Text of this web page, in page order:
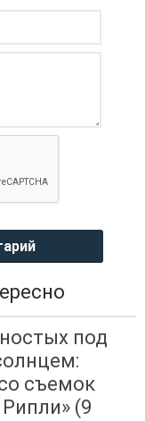
под
съемок
(9